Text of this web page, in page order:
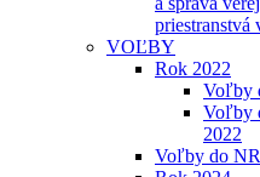
priestranstvá
VOĽBY
Rok 2022
Voľby
Voľby
2022
Voľby do